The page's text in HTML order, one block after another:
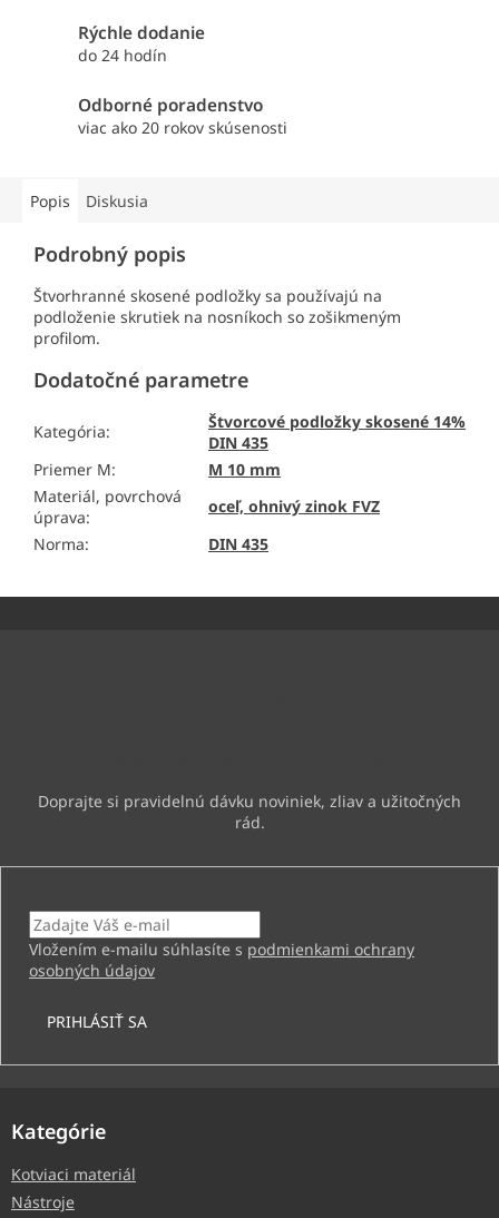
Rýchle dodanie
do 24 hodín
Odborné poradenstvo
viac ako 20 rokov skúsenosti
Popis Diskusia
Podrobný popis
Štvorhranné skosené podložky sa používajú na
podloženie skrutiek na nosníkoch so zošikmeným
profilom.
Dodatočné parametre
Kategória:
Štvorcové podložky skosené 14%
DIN 435
Priemer M:
M 10 mm
Materiál, povrchová
úprava:
oceľ, ohnivý zinok FVZ
Norma: DIN 435
Vložením e-mailu súhlasíte s podmienkami ochrany
osobných údajov
PRIHLÁSIŤ SA
Kategórie
Kotviaci materiál
Nástroje